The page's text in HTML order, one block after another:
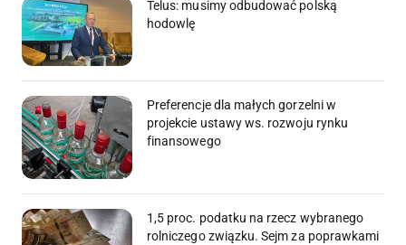
Telus: musimy odbudować polską
hodowlę
Preferencje dla małych gorzelni w
projekcie ustawy ws. rozwoju rynku
finansowego
1,5 proc. podatku na rzecz wybranego
rolniczego związku. Sejm za poprawkami